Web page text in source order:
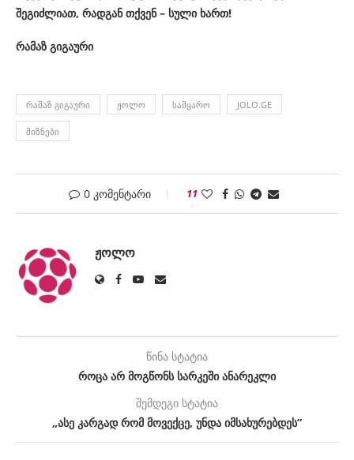
შეგიძლიათ, რადგან თქვენ – სული ხართ!
რამაზ გიგაური
ᲠᲐᲛᲐᲖ ᲒᲘᲒᲐᲣᲠᲘ ᲟᲝᲚᲝ ᲡᲐᲛᲧᲐᲠᲝ JOLO.GE
ᲛᲘᲖᲜᲔᲑᲘ
0 კომენტარი 11
ᲟᲝᲚᲝ
წინა სტატია
როცა არ მოგწონს სარკეში ანარეკლი
შემდეგი სტატია
„ასე კარგად რომ მოვექცე, უნდა იმსახურებდეს”